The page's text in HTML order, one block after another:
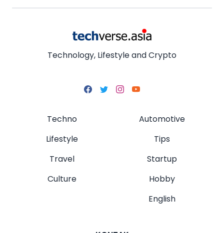
Technology, Lifestyle and Crypto
Techno
Lifestyle
Travel
Culture
Automotive
Tips
Startup
Hobby
English